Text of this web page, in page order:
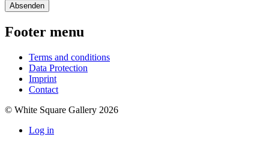
Footer menu
Terms and conditions
Data Protection
Imprint
Contact
© White Square Gallery 2026
Log in